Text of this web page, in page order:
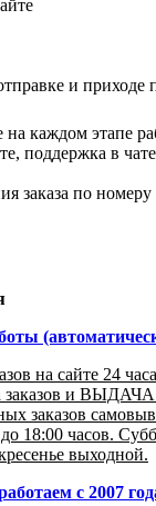
и приходе
каждом этапе
поддержка в
заказа по номеру
на сайте 24
заказов и ВЫДАЧА
заказов
18:00 часов.
выходной.
с 2007